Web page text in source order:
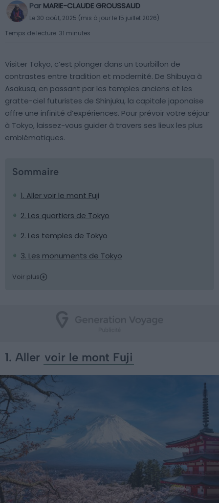
Par MARIE-CLAUDE GROUSSAUD
Le 30 août, 2025 (mis à jour le 15 juillet 2026)
Temps de lecture: 31 minutes
Visiter Tokyo, c’est plonger dans un tourbillon de
contrastes entre tradition et modernité. De Shibuya à
Asakusa, en passant par les temples anciens et les
gratte-ciel futuristes de Shinjuku, la capitale japonaise
offre une infinité d’expériences. Pour prévoir votre séjour
à Tokyo, laissez-vous guider à travers ses lieux les plus
emblématiques.
Sommaire
1. Aller voir le mont Fuji
2. Les quartiers de Tokyo
2. Les temples de Tokyo
3. Les monuments de Tokyo
Voir plus
1. Aller voir le mont Fuji